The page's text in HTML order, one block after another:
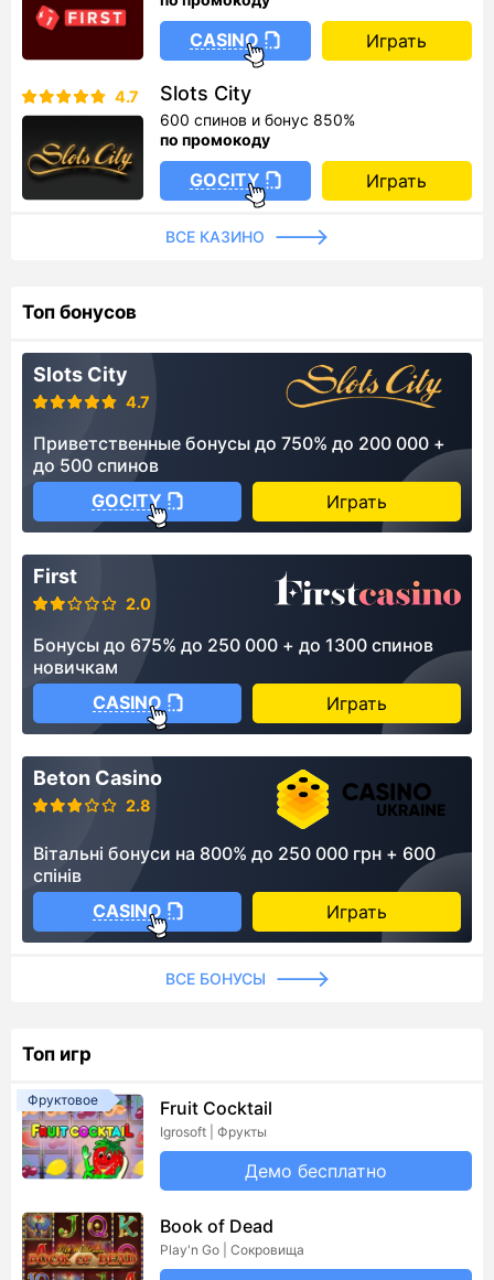
CASINO Играть
4.7 Slots City
600 спинов и бонус 850%
по промокоду
GOCITY Играть
ВСЕ КАЗИНО
Топ бонусов
Slots City
4.7
Приветственные бонусы до 750% до 200 000 +
до 500 спинов
GOCITY
Играть
First
2.0
Бонусы до 675% до 250 000 + до 1300 спинов
новичкам
CASINO
Играть
Beton Casino
2.8
Вітальні бонуси на 800% до 250 000 грн + 600
спінів
CASINO
Играть
ВСЕ БОНУСЫ
Топ игр
Фруктовое Fruit Cocktail
Igrosoft | Фрукты
Демо бесплатно
Book of Dead
Play'n Go | Сокровища